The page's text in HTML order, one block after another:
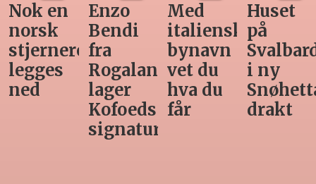
Med
italiensk
bynavn
vet du
hva du
Huset
på
Svalbard
i ny
Snøhetta-
drakt
Ny
teknologi
gjør
manuell
varetelling
unødvendig
Siste
Horeca-
før